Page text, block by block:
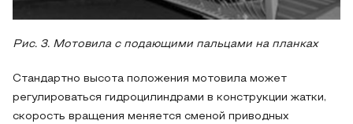
Рис. 3. Мотовила с подающими пальцами на планках
Стандартно высота положения мотовила может
регулироваться гидроцилиндрами в конструкции жатки,
скорость вращения меняется сменой приводных